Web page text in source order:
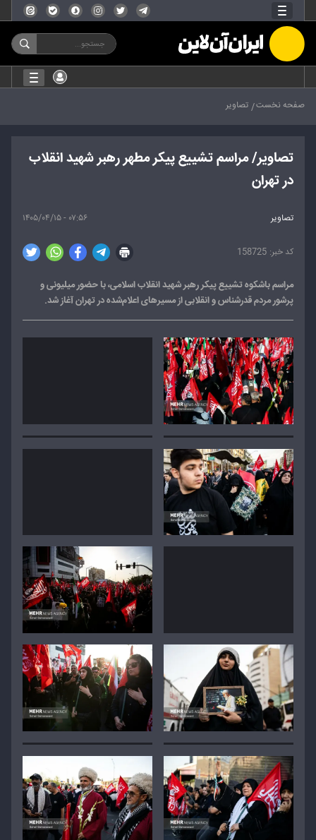
صفحه نخست تصاویر
تصاویر/ مراسم تشییع پیکر مطهر رهبر شهید انقلاب
در تهران
تصاویر ۰۷:۵۶ - ۱۴۰۵/۰۴/۱۵
158725
مراسم باشکوه تشییع پیکر رهبر شهید انقلاب اسلامی، با حضور میلیونی و
پرشور مردم قدرشناس و انقلابی از مسیرهای اعلام‌شده در تهران آغاز شد.